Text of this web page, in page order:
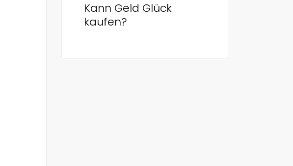
Kann Geld Glück
kaufen?